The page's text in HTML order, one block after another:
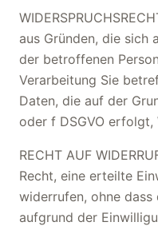
aus Gründen, die sich
der betroffenen
Verarbeitung Sie
Daten, die auf der
oder f DSGVO erfolgt,
RECHT AUF
Recht, eine erteilte
widerrufen, ohne
aufgrund der